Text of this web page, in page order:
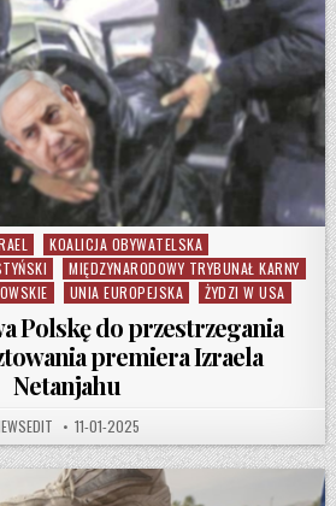
KOALICJA OBYWATELSKA
MIĘDZYNARODOWY TRYBUNAŁ KARNY
UNIA EUROPEJSKA ŻYDZI W USA
Polskę do przestrzegania
premiera Izraela
Netanjahu
PUBLISHED DATE:
11-01-2025